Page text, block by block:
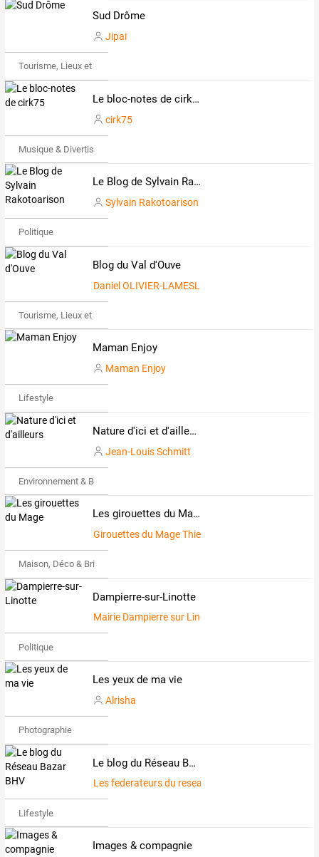
Sud Drôme
Jipai
Tourisme, Lieux et Événements
Le bloc-notes de cirk75
cirk75
Musique & Divertissements
Le Blog de Sylvain Rakotoarison
Sylvain Rakotoarison
Politique
Blog du Val d'Ouve
Daniel OLIVIER-LAMESLE
Tourisme, Lieux et Événements
Maman Enjoy
Maman Enjoy
Lifestyle
Nature d'ici et d'ailleurs
Jean-Louis Schmitt
Environnement & Bio
Les girouettes du Mage
Girouettes du Mage Thierry Soret
Maison, Déco & Bricolage
Dampierre-sur-Linotte
Mairie Dampierre sur Linotte
Politique
Les yeux de ma vie
Alrisha
Photographie
Le blog du Réseau Bazar BHV
Les federateurs du reseau Bazar
Lifestyle
Images & compagnie